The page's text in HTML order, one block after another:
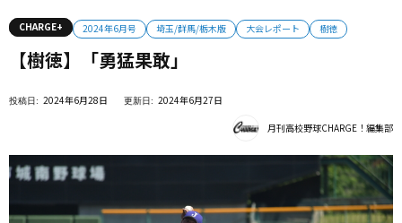
CHARGE+ 2024年6月号 埼玉/群馬/栃木版 大会レポート 樹徳
【樹徳】「勇猛果敢」
2024年6月28日 2024年6月27日
月刊高校野球CHARGE！編集部